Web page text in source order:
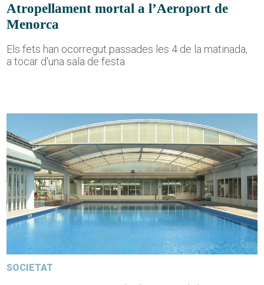
Atropellament mortal a l’Aeroport de
Menorca
Els fets han ocorregut passades les 4 de la matinada,
a tocar d'una sala de festa
SOCIETAT